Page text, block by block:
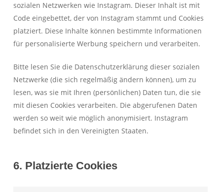
sozialen Netzwerken wie Instagram. Dieser Inhalt ist mit
Code eingebettet, der von Instagram stammt und Cookies
platziert. Diese Inhalte können bestimmte Informationen
für personalisierte Werbung speichern und verarbeiten.
Bitte lesen Sie die Datenschutzerklärung dieser sozialen
Netzwerke (die sich regelmäßig ändern können), um zu
lesen, was sie mit Ihren (persönlichen) Daten tun, die sie
mit diesen Cookies verarbeiten. Die abgerufenen Daten
werden so weit wie möglich anonymisiert. Instagram
befindet sich in den Vereinigten Staaten.
6. Platzierte Cookies